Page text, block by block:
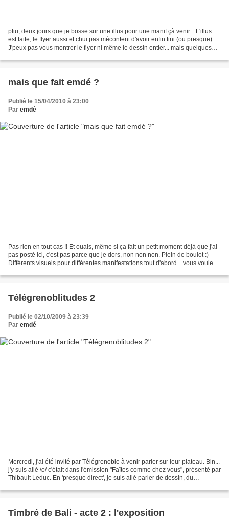
pfiu, deux jours que je bosse sur une illus pour une manif çà venir... L'illus
est faite, le flyer aussi et chui pas mécontent d'avoir enfin fini (ou presque)
J'peux pas vous montrer le flyer ni même le dessin entier... mais quelques
mais que fait emdé ?
Publié le 15/04/2010 à 23:00
Par emdé
Pas rien en tout cas !! Et ouais, même si ça fait un petit moment déjà que j'ai
pas posté ici, c'est pas parce que je dors, non non non. Plein de boulot :)
Différents visuels pour différentes manifestations tout d'abord... vous voulez
Télégrenoblitudes 2
Publié le 02/10/2009 à 23:39
Par emdé
Mercredi, j'ai été invité par Télégrenoble à venir parler sur leur plateau. Bin...
j'y suis allé \o/ c'était dans l'émission "Faîtes comme chez vous", présenté par
Thibault Leduc. En 'presque direct', je suis allé parler de dessin, du
Timbré de Bali - acte 2 : l'exposition